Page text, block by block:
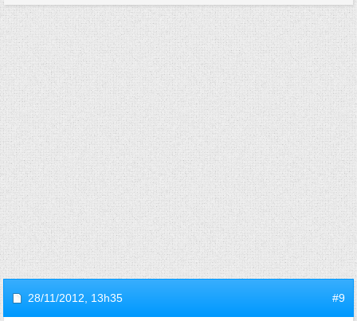
28/11/2012, 13h35 #9